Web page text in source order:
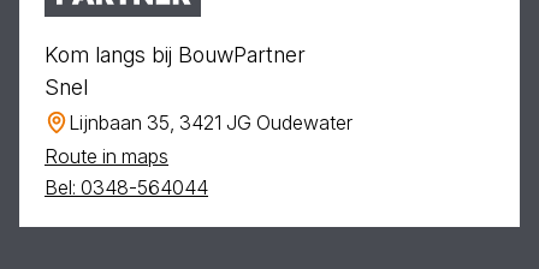
Kom langs bij BouwPartner
Snel
Lijnbaan 35, 3421 JG Oudewater
Route in maps
Bel: 0348-564044